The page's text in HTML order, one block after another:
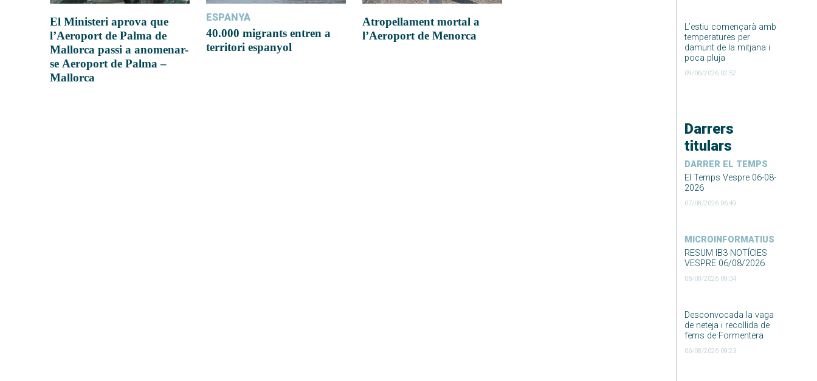
L’estiu començarà amb
temperatures per
damunt de la mitjana i
poca pluja
09/06/2026 02:52
Darrers
titulars
DARRER EL TEMPS
El Temps Vespre 06-08-
2026
07/08/2026 06:49
MICROINFORMATIUS
RESUM IB3 NOTÍCIES
VESPRE 06/08/2026
06/08/2026 09:34
Desconvocada la vaga
de neteja i recollida de
fems de Formentera
06/08/2026 09:23
El Ministeri aprova que
l’Aeroport de Palma de
Mallorca passi a anomenar-
se Aeroport de Palma –
Mallorca
ESPANYA
40.000 migrants entren a
territori espanyol
Atropellament mortal a
l’Aeroport de Menorca